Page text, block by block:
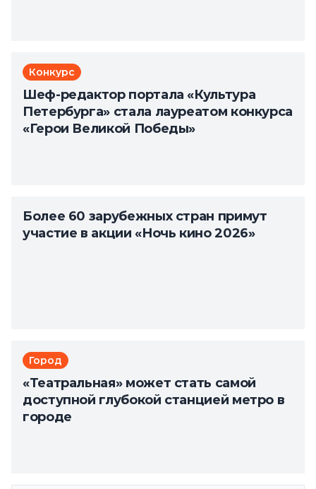
Конкурс
Шеф-редактор портала «Культура
Петербурга» стала лауреатом конкурса
«Герои Великой Победы»
Более 60 зарубежных стран примут
участие в акции «Ночь кино 2026»
Город
«Театральная» может стать самой
доступной глубокой станцией метро в
городе